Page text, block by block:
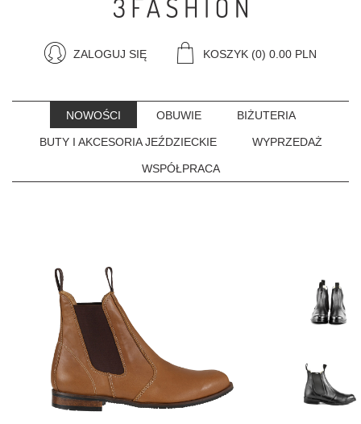
ZALOGUJ SIĘ KOSZYK (0) 0.00 PLN
NOWOŚCI OBUWIE BIŻUTERIA
BUTY I AKCESORIA JEŹDZIECKIE WYPRZEDAŻ
WSPÓŁPRACA